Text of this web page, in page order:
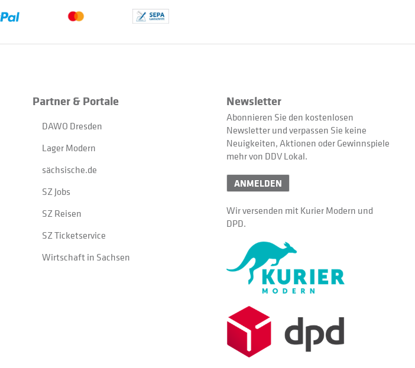
Partner & Portale
DAWO Dresden
Lager Modern
sächsische.de
SZ Jobs
SZ Reisen
SZ Ticketservice
Wirtschaft in Sachsen
Newsletter
Abonnieren Sie den kostenlosen
Newsletter und verpassen Sie keine
Neuigkeiten, Aktionen oder Gewinnspiele
mehr von DDV Lokal.
ANMELDEN
Wir versenden mit Kurier Modern und
DPD.